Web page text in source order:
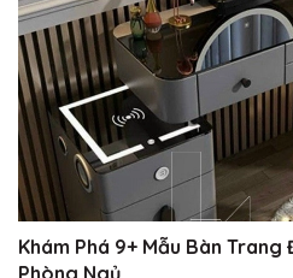
Khám Phá 9+ Mẫu Bàn Trang